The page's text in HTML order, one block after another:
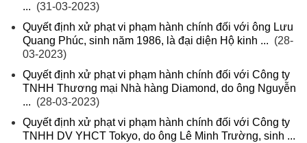
... (31-03-2023)
Quyết định xử phạt vi phạm hành chính đối với ông Lưu
Quang Phúc, sinh năm 1986, là đại diện Hộ kinh ... (28-
03-2023)
Quyết định xử phạt vi phạm hành chính đối với Công ty
TNHH Thương mại Nhà hàng Diamond, do ông Nguyễn
... (28-03-2023)
Quyết định xử phạt vi phạm hành chính đối với Công ty
TNHH DV YHCT Tokyo, do ông Lê Minh Trường, sinh ...